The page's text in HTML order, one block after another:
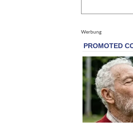
Werbung